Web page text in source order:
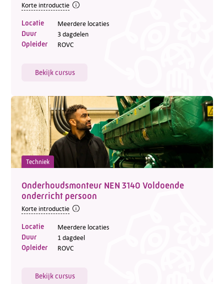
Korte introductie
Locatie Meerdere locaties
Duur 3 dagdelen
Opleider ROVC
Bekijk cursus
Techniek
Onderhoudsmonteur NEN 3140 Voldoende
onderricht persoon
Korte introductie
Locatie Meerdere locaties
Duur 1 dagdeel
Opleider ROVC
Bekijk cursus